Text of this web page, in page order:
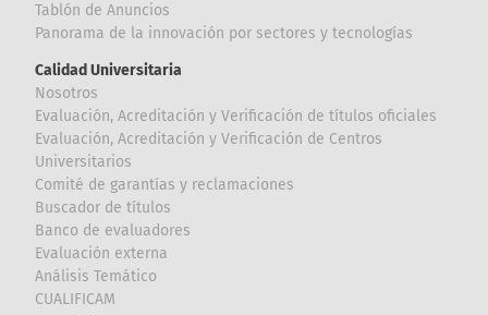
Tablón de Anuncios
Panorama de la innovación por sectores y tecnologías
Calidad Universitaria
Nosotros
Evaluación, Acreditación y Verificación de títulos oficiales
Evaluación, Acreditación y Verificación de Centros
Universitarios
Comité de garantías y reclamaciones
Buscador de títulos
Banco de evaluadores
Evaluación externa
Análisis Temático
CUALIFICAM